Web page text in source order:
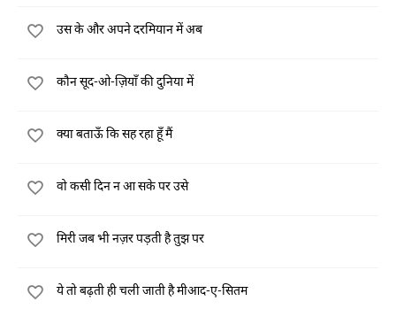
उस के और अपने दरमियान में अब
कौन सूद-ओ-ज़ियाँ की दुनिया में
क्या बताऊँ कि सह रहा हूँ मैं
वो कसी दिन न आ सके पर उसे
मिरी जब भी नज़र पड़ती है तुझ पर
ये तो बढ़ती ही चली जाती है मीआद-ए-सितम